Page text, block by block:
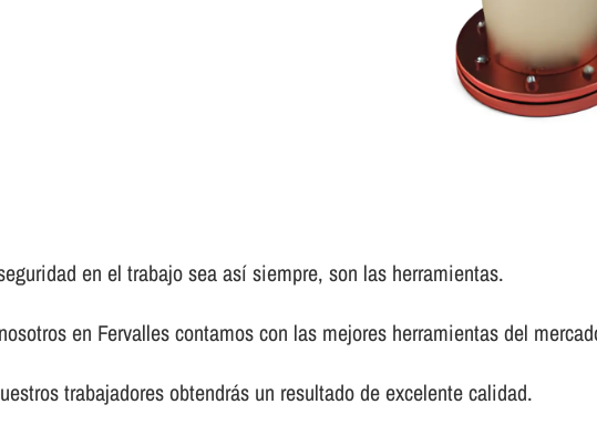
en el trabajo sea así­ siempre, son las herramientas.
en Fervalles contamos con las mejores herramientas del
trabajadores obtendrás un resultado de excelente calidad.